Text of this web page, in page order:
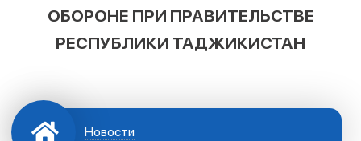
ОБОРОНЕ ПРИ ПРАВИТЕЛЬСТВЕ
РЕСПУБЛИКИ ТАДЖИКИСТАН
Новости